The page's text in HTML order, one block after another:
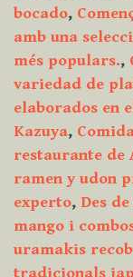
bocado,
amb una
més populars.,
variedad de
elaborados en
Kazuya,
restaurante de
ramen y udon
experto, Des
mango i
uramakis
tradicionals